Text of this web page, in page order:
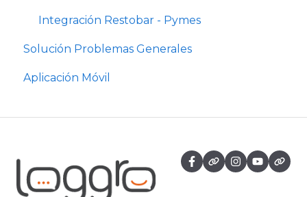
Integración Restobar - Pymes
Solución Problemas Generales
Aplicación Móvil